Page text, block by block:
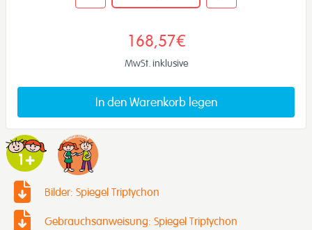
168,57€
MwSt. inklusive
In den Warenkorb legen
Bilder: Spiegel Triptychon
Gebrauchsanweisung: Spiegel Triptychon